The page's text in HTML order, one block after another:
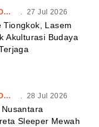
INSPIRASI INDONESIA . 27 Jul 2026
Tiongkok, Lasem
Akulturasi Budaya
INSPIRASI INDONESIA . 28 Jul 2026
Sleeper Mewah